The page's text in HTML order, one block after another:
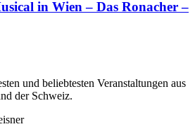
in Wien – Das Ronacher –
und beliebtesten Veranstaltungen aus
der Schweiz.